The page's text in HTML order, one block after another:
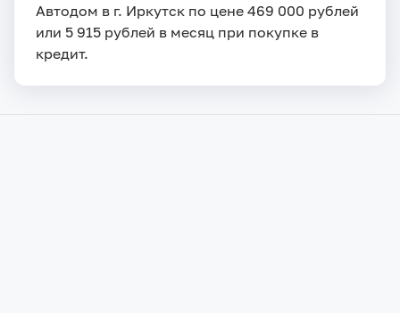
Автодом в г. Иркутск по цене 469 000 рублей
или 5 915 рублей в месяц при покупке в
кредит.